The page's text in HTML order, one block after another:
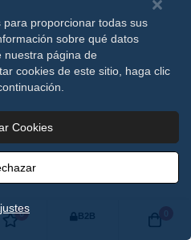
0 B2B
proporcionar todas sus
sobre qué datos
nuestra página de
cookies de este sitio, haga clic
Cookies